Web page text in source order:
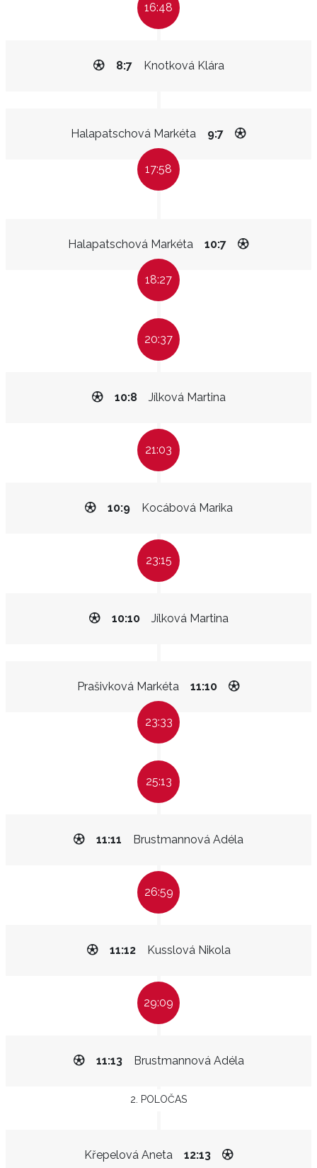
16:48
Knotková Klára
8:7
Halapatschová Markéta 9:7
17:58
Halapatschová Markéta 10:7
18:27
20:37
Jílková Martina
10:8
21:03
Kocábová Marika
10:9
23:15
Jílková Martina
10:10
Prašivková Markéta 11:10
23:33
25:13
Brustmannová Adéla
11:11
26:59
Kusslová Nikola
11:12
29:09
Brustmannová Adéla
11:13
2. POLOČAS
Křepelová Aneta 12:13